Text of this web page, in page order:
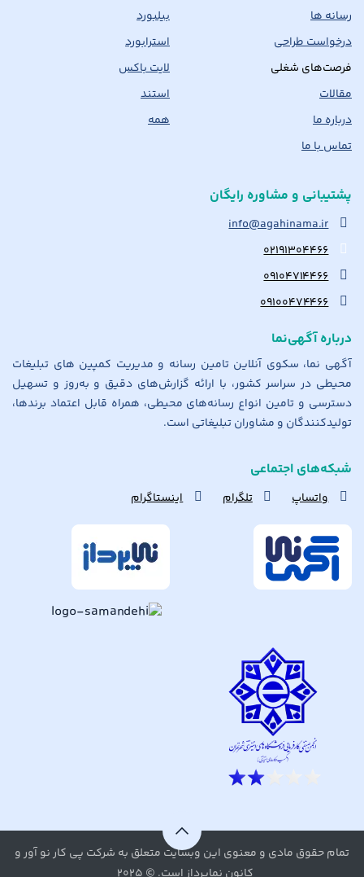
رسانه ها
درخواست طراحی
فرصت‌های شغلی
مقالات
درباره ما
تماس با ما
بیلبورد
استرابورد
لایت باکس
استند
همه
پشتیبانی و مشاوره رایگان
info@agahinama.ir
۰۲۱۹۱۳۰۴۴۶۶
۰۹۱۰۴۷۱۴۴۶۶
۰۹۱۰۰۴۷۴۴۶۶
درباره آگهی‌نما
آگهی نما، سکوی آنلاین تامین رسانه و مدیریت کمپین های تبلیغات
محیطی در سراسر کشور، با ارائه گزارش‌های دقیق و به‌روز و تسهیل
دسترسی و تامین انواع رسانه‌های محیطی، همراه قابل اعتماد برندها،
تولیدکنندگان و مشاوران تبلیغاتی است.
شبکه‌های اجتماعی
واتساپ تلگرام اینستاگرام
تمام حقوق مادی و معنوی این وبسایت متعلق به شرکت پی کار نو آور و